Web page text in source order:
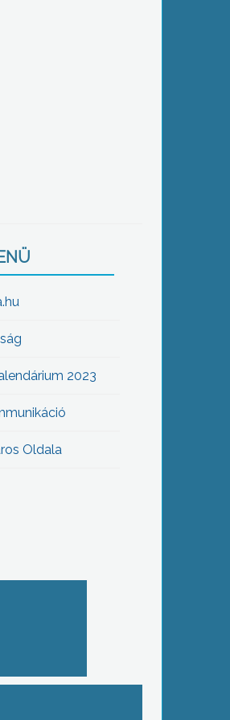
2023
Oldala